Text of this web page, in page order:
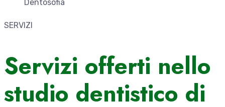
Dentosofia
SERVIZI
Servizi offerti nello
studio dentistico di